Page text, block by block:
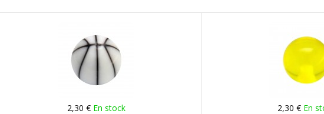
2,30 € En stock
2,30 € En